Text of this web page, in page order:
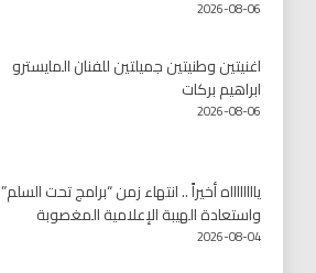
2026-08-06
اغنيتين وطنيتين جميلتين للفنان المايسترو
ابراهيم بركات
2026-08-06
يااااااااه أخيراً .. انتهاء زمن “برامج تحت السلم”
واستعادة الهيبة الإعلامية المغصوبة
2026-08-04